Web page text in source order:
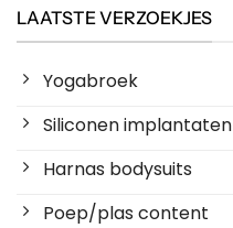
LAATSTE VERZOEKJES
Yogabroek
Siliconen implantaten
Harnas bodysuits
Poep/plas content